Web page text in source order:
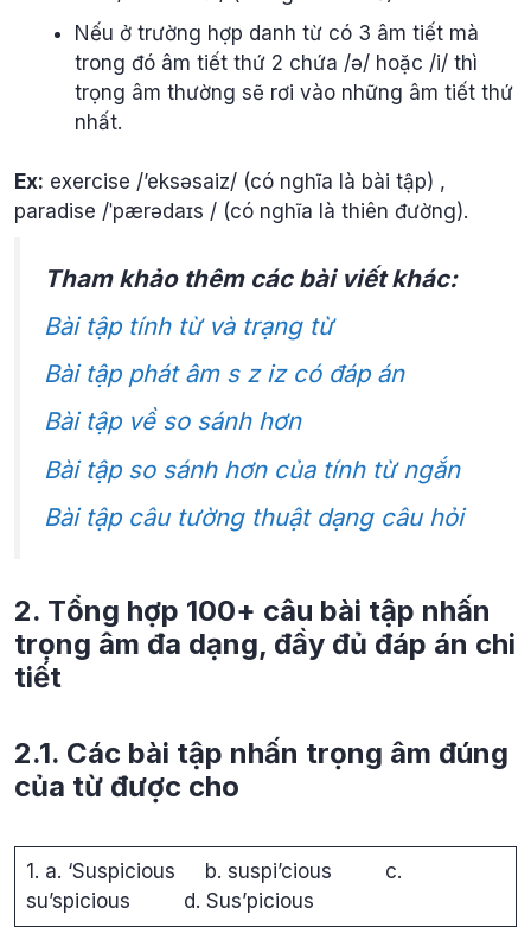
Nếu ở trường hợp danh từ có 3 âm tiết mà
trong đó âm tiết thứ 2 chứa /ə/ hoặc /i/ thì
trọng âm thường sẽ rơi vào những âm tiết thứ
nhất.
Ex: exercise /’eksəsaiz/ (có nghĩa là bài tập) ,
paradise /ˈpærədaɪs / (có nghĩa là thiên đường).
Tham khảo thêm các bài viết khác:
Bài tập tính từ và trạng từ
Bài tập phát âm s z iz có đáp án
Bài tập về so sánh hơn
Bài tập so sánh hơn của tính từ ngắn
Bài tập câu tường thuật dạng câu hỏi
2. Tổng hợp 100+ câu bài tập nhấn
trọng âm đa dạng, đầy đủ đáp án chi
tiết
2.1. Các bài tập nhấn trọng âm đúng
của từ được cho
1. a. ‘Suspicious b. suspi’cious c.
su’spicious d. Sus’picious